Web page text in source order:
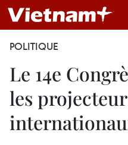
POLITIQUE
Le 14e
les